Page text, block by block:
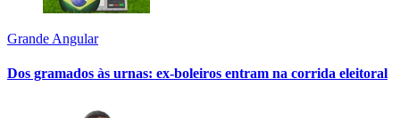
Grande Angular
Dos gramados às urnas: ex-boleiros entram na corrida eleitoral